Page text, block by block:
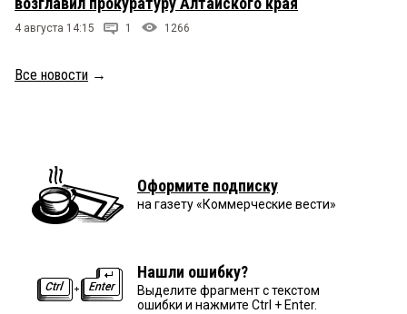
4 августа 14:15 1 1266
Все новости →
Оформите подписку
на газету «Коммерческие вести»
Нашли ошибку?
Выделите фрагмент с текстом
ошибки и нажмите Ctrl + Enter.